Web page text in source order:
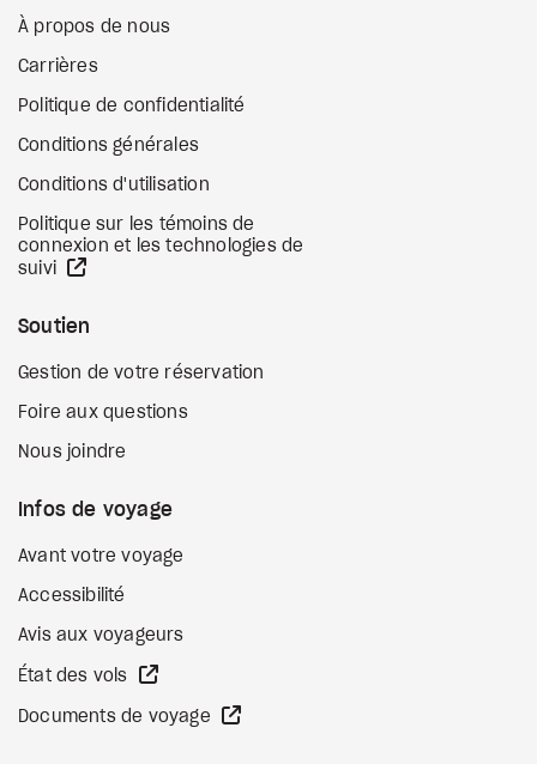
À propos de nous
Carrières
Politique de confidentialité
Conditions générales
Conditions d'utilisation
Politique sur les témoins de
connexion et les technologies de
suivi
Soutien
Gestion de votre réservation
Foire aux questions
Nous joindre
Infos de voyage
Avant votre voyage
Accessibilité
Avis aux voyageurs
État des vols
Documents de voyage